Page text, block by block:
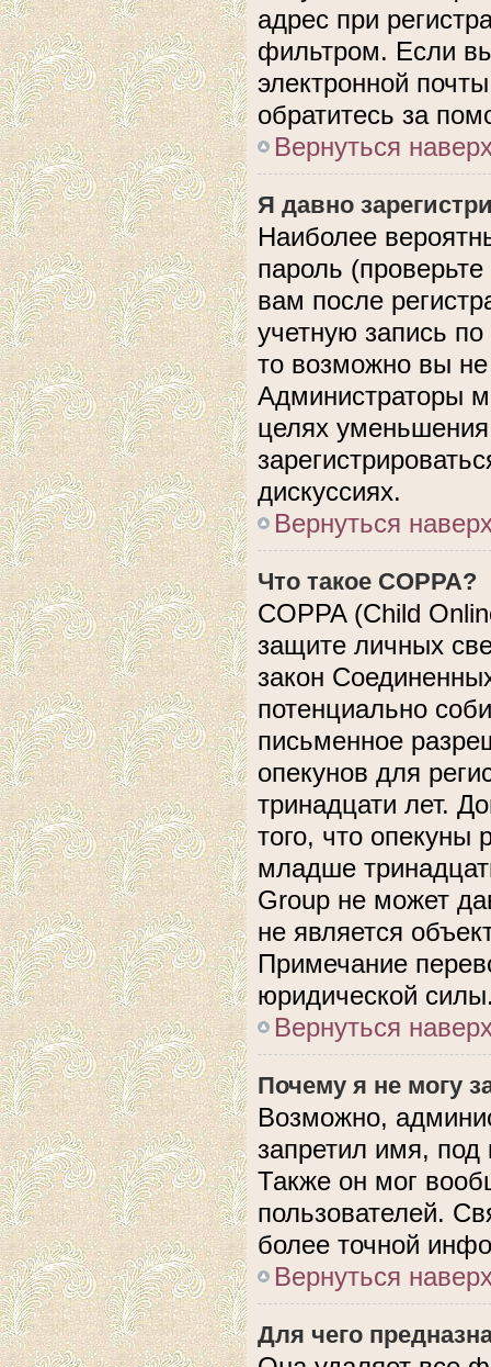
адрес при
фильтром. Если
электронной
обратитесь за
Вернуться
Я давно
Наиболее
пароль
вам после
учетную запись
то возможно вы
Администраторы
целях
дискуссиях.
Вернуться
Что такое COPPA?
COPPA (Child
защите личных
закон
потенциально
письменное
опекунов для
тринадцати лет.
того, что опекуны
младше
Group не может
не является
Примечание
юридической
Вернуться
Почему я не могу
Возможно,
запретил имя, под
Также он мог
пользователей.
более точной
Вернуться
Для чего